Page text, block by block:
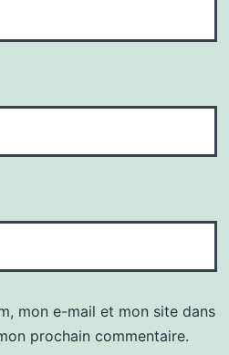
mon e-mail et mon site dans
prochain commentaire.